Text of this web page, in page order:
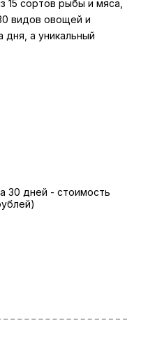
сортов рыбы и мяса,
видов овощей и
дня, а уникальный
30 дней - стоимость